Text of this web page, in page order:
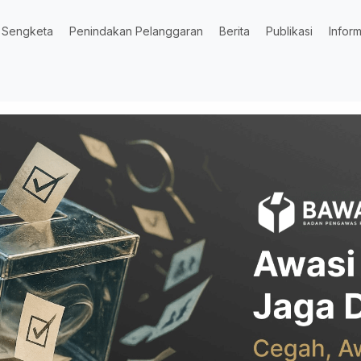
Sengketa Penindakan Pelanggaran Berita Publikasi